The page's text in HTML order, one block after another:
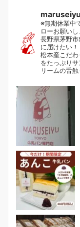
※無期休業中
ローお願い
長野県茅野
に届けたい
松本産こだ
をたっぷり
リームの舌